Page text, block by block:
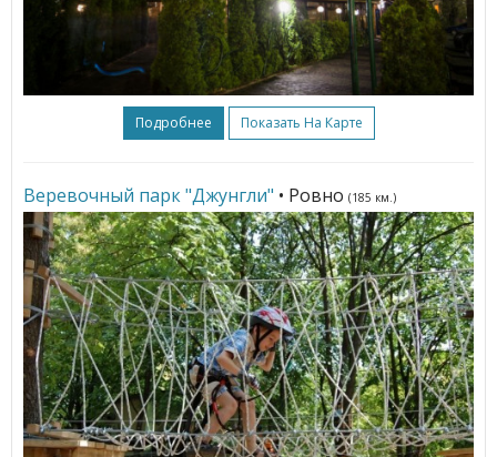
Подробнее Показать На Карте
Веревочный парк "Джунгли" • Ровно (185 км.)